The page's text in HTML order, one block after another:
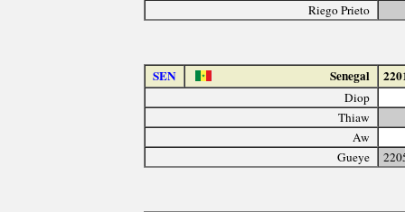
Riego Prieto
SEN Senegal
Diop
Thiaw
Aw
Gueye